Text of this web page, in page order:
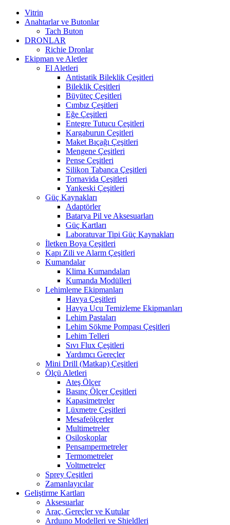
Vitrin
Anahtarlar ve Butonlar
Tach Buton
DRONLAR
Richie Dronlar
Ekipman ve Aletler
El Aletleri
Antistatik Bileklik Çeşitleri
Bileklik Çeşitleri
Büyüteç Çeşitleri
Cımbız Çeşitleri
Eğe Çeşitleri
Entegre Tutucu Çeşitleri
Kargaburun Çeşitleri
Maket Bıçağı Çeşitleri
Mengene Çeşitleri
Pense Çeşitleri
Silikon Tabanca Çeşitleri
Tornavida Çeşitleri
Yankeski Çeşitleri
Güç Kaynakları
Adaptörler
Batarya Pil ve Aksesuarları
Güç Kartları
Laboratuvar Tipi Güç Kaynakları
İletken Boya Çeşitleri
Kapı Zili ve Alarm Çeşitleri
Kumandalar
Klima Kumandaları
Kumanda Modülleri
Lehimleme Ekipmanları
Havya Çeşitleri
Havya Ucu Temizleme Ekipmanları
Lehim Pastaları
Lehim Sökme Pompası Çeşitleri
Lehim Telleri
Sıvı Flux Çeşitleri
Yardımcı Gereçler
Mini Drill (Matkap) Çeşitleri
Ölçü Aletleri
Ateş Ölçer
Basınç Ölçer Çeşitleri
Kapasimetreler
Lüxmetre Çeşitleri
Mesafeölçerler
Multimetreler
Osiloskoplar
Pensampermetreler
Termometreler
Voltmetreler
Sprey Çeşitleri
Zamanlayıcılar
Geliştirme Kartları
Aksesuarlar
Araç, Gereçler ve Kutular
Arduıno Modelleri ve Shieldleri